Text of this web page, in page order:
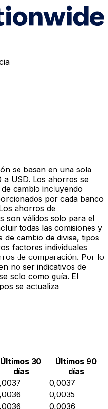
se basan en una sola
a USD. Los ahorros se
cambio incluyendo
por cada banco
ahorros de
son válidos solo para el
todas las comisiones y
de cambio de divisa, tipos
factores individuales
de comparación. Por lo
no ser indicativos de
solo como guía. El
se actualiza
Últimos 30
días
Últimos 90
días
0,0037
0,0035
0,0036